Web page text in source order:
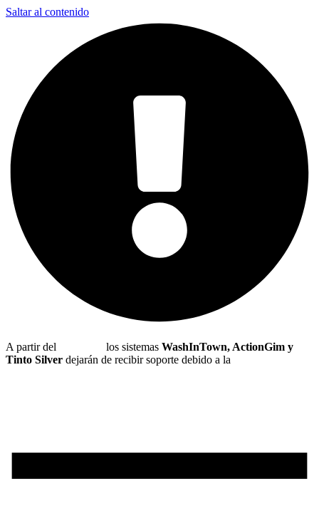
Saltar al contenido
A partir del los sistemas WashInTown, ActionGim y
Tinto Silver dejarán de recibir soporte debido a la